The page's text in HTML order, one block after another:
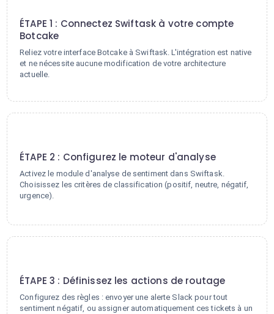
ÉTAPE 1 : Connectez Swiftask à votre compte
Botcake
Reliez votre interface Botcake à Swiftask. L'intégration est native
et ne nécessite aucune modification de votre architecture
actuelle.
ÉTAPE 2 : Configurez le moteur d'analyse
Activez le module d'analyse de sentiment dans Swiftask.
Choisissez les critères de classification (positif, neutre, négatif,
urgence).
ÉTAPE 3 : Définissez les actions de routage
Configurez des règles : envoyer une alerte Slack pour tout
sentiment négatif, ou assigner automatiquement ces tickets à un